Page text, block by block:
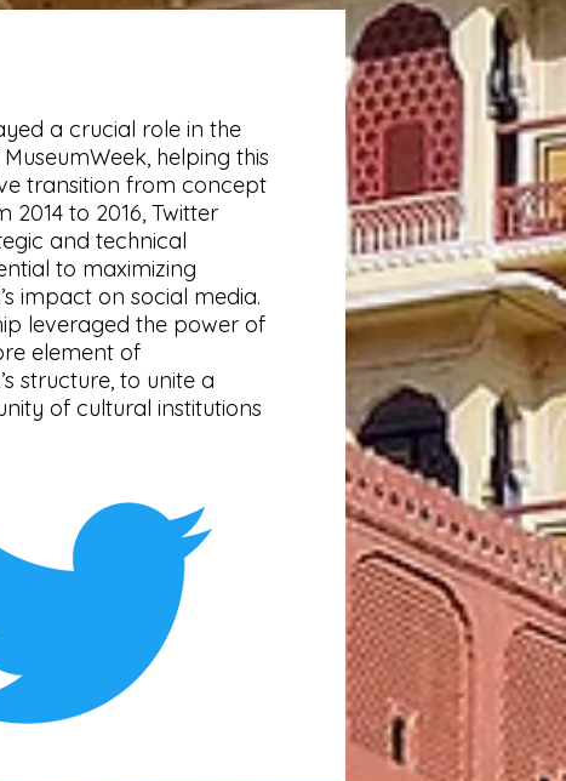
a crucial role in the
helping this
transition from concept
2014 to 2016, Twitter
and technical
to maximizing
impact on social media.
leveraged the power of
element of
structure, to unite a
of cultural institutions